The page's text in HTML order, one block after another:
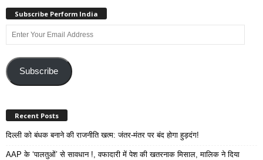
Subscribe Perform India
Enter
Your
Email
AddressSubscribe
Recent Posts
दिल्ली को बंधक बनाने की राजनीति खत्म: जंतर-मंतर पर बंद होगा हुड़दंग!
AAP के ‘पालतुओं’ से सावधान !, वफादारी में पेश की खतरनाक मिसाल, मालिक ने दिया